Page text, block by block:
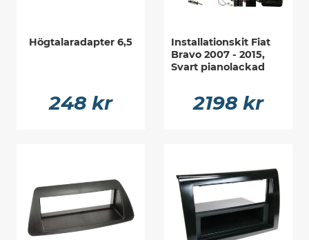
Högtalaradapter 6,5
248 kr
Installationskit Fiat
Bravo 2007 - 2015,
Svart pianolackad
2198 kr